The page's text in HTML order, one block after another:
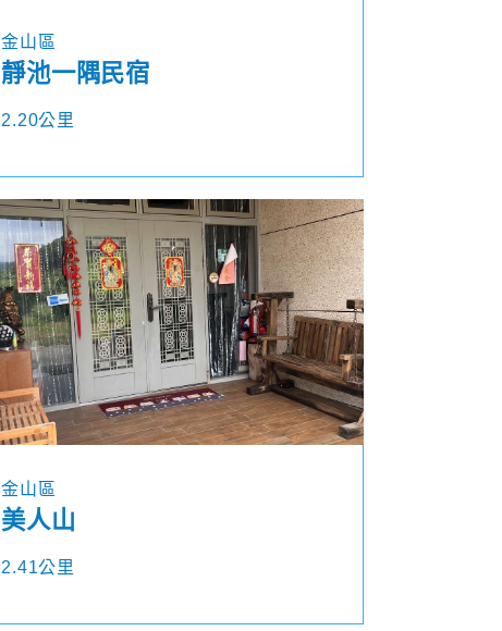
金山區
靜池一隅民宿
2.20公里
金山區
美人山
2.41公里